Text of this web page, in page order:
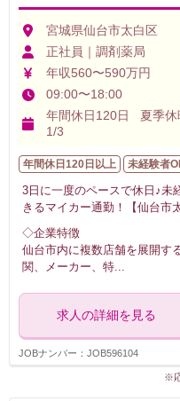
宮城県仙台市太白区
正社員｜調剤薬局
年収560〜590万円
09:00〜18:00
年間休日120日 夏季休
1/3
年間休日120日以上 未経験者
3日に一度のペースで休日♪未
きるマイカー通勤！【仙台市
◇企業特徴
仙台市内に複数店舗を展開す
関、メーカー、特...
求人の詳細を見る
JOBナンバー：JOB596104
※